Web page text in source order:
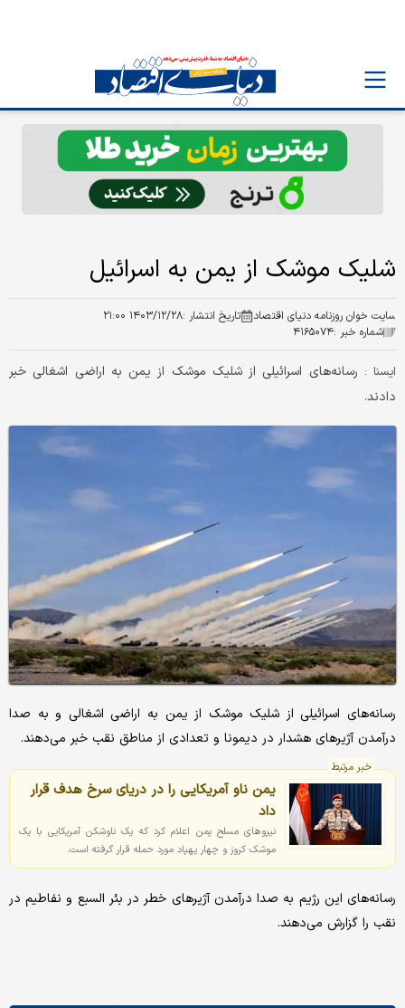
شلیک موشک از یمن به اسرائیل
سایت خوان روزنامه دنیای اقتصاد تاریخ انتشار :۱۴۰۳/۱۲/۲۸ ۲۱:۰۰
شماره خبر :۴۱۶۵۰۷۴
ايسنا : رسانه‌های اسرائیلی از شلیک موشک از یمن به اراضی اشغالی خبر
دادند.
رسانه‌های اسرائیلی از شلیک موشک از یمن به اراضی اشغالی و به صدا
درآمدن آژیرهای هشدار در دیمونا و تعدادی از مناطق نقب خبر می‌دهند.
خبر مرتبط
یمن ناو آمریکایی را در دریای سرخ هدف قرار
داد
نیروهای مسلح یمن اعلام کرد که یک ناوشکن آمریکایی با یک
موشک کروز و چهار پهپاد مورد حمله قرار گرفته است.
رسانه‌های این رژیم به صدا درآمدن آژیرهای خطر در بئر السبع و نفاطیم در
نقب را گزارش می‌دهند.